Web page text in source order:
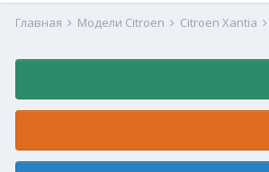
Главная Модели Citroen Citroen Xantia